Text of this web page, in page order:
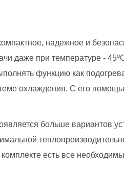
надежное и
даже при температуре -
функцию как
охлаждения. С его
больше вариантов
есть все